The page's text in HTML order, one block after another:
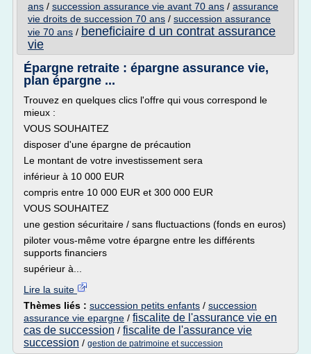
ans / succession assurance vie avant 70 ans / assurance
vie droits de succession 70 ans / succession assurance
vie 70 ans / beneficiaire d un contrat assurance
vie
Épargne retraite : épargne assurance vie,
plan épargne ...
Trouvez en quelques clics l'offre qui vous correspond le
mieux :
VOUS SOUHAITEZ
disposer d'une épargne de précaution
Le montant de votre investissement sera
inférieur à 10 000 EUR
compris entre 10 000 EUR et 300 000 EUR
VOUS SOUHAITEZ
une gestion sécuritaire / sans fluctuactions (fonds en euros)
piloter vous-même votre épargne entre les différents
supports financiers
supérieur à...
Lire la suite
Thèmes liés : succession petits enfants / succession
assurance vie epargne / fiscalite de l'assurance vie en
cas de succession / fiscalite de l'assurance vie
succession / gestion de patrimoine et succession